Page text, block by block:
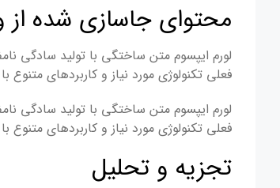
محتوای جاسازی شده
لورم ایپسوم متن ساختگی با تولید سادگی
فعلی تکنولوژی مورد نیاز و کاربردهای
لورم ایپسوم متن ساختگی با تولید سادگی
فعلی تکنولوژی مورد نیاز و کاربردهای
تجزیه و تحلیل